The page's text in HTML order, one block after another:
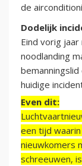
de
Dodelijk
Eind vorig jaar
noodlanding
huidige
Even dit:
een tijd
nieuwkomers
schreeuwen,